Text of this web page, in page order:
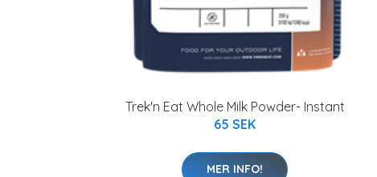
Trek'n Eat Whole Milk Powder- Instant
65 SEK
MER INFO!